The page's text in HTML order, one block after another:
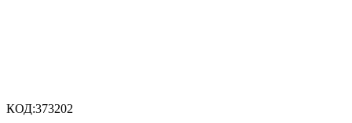
КОД:373202